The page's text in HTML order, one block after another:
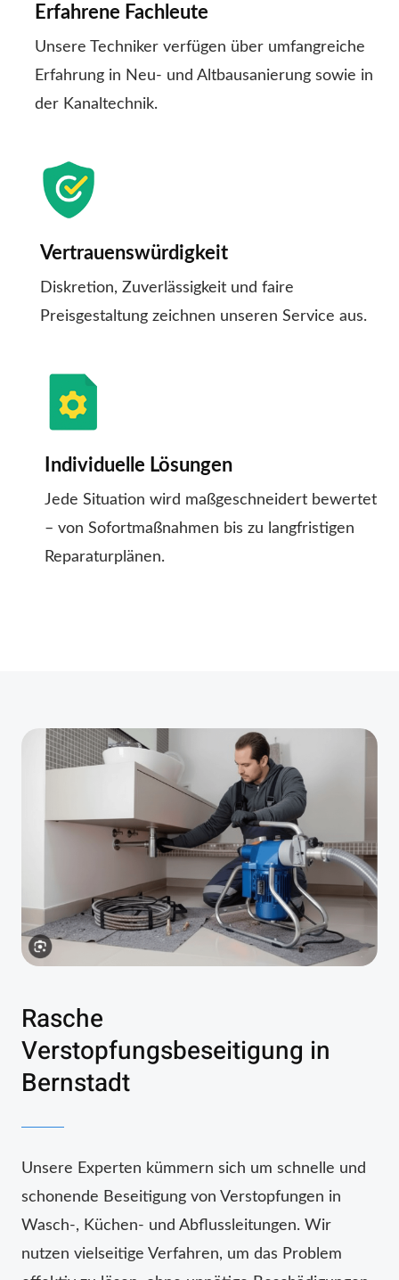
Erfahrene Fachleute
Unsere Techniker verfügen über umfangreiche
Erfahrung in Neu- und Altbausanierung sowie in
der Kanaltechnik.
Vertrauenswürdigkeit
Diskretion, Zuverlässigkeit und faire
Preisgestaltung zeichnen unseren Service aus.
Individuelle Lösungen
Jede Situation wird maßgeschneidert bewertet
– von Sofortmaßnahmen bis zu langfristigen
Reparaturplänen.
Rasche
Verstopfungsbeseitigung in
Bernstadt
Unsere Experten kümmern sich um schnelle und
schonende Beseitigung von Verstopfungen in
Wasch-, Küchen- und Abflussleitungen. Wir
nutzen vielseitige Verfahren, um das Problem